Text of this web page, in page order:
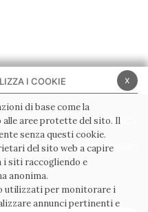
COOKIE POLICY
WHISTLEBLOWING
x
I COOKIE
di base come la
alle aree protette del sito. Il
senza questi cookie.
del sito web a capire
siti raccogliendo e
anonima.
utilizzati per monitorare i
annunci pertinenti e